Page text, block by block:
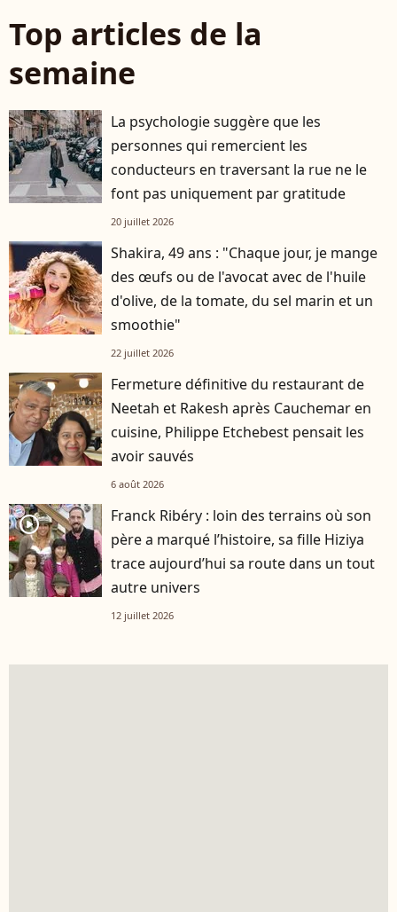
Top articles de la
semaine
La psychologie suggère que les
personnes qui remercient les
conducteurs en traversant la rue ne le
font pas uniquement par gratitude
20 juillet 2026
Shakira, 49 ans : "Chaque jour, je mange
des œufs ou de l'avocat avec de l'huile
d'olive, de la tomate, du sel marin et un
smoothie"
22 juillet 2026
Fermeture définitive du restaurant de
Neetah et Rakesh après Cauchemar en
cuisine, Philippe Etchebest pensait les
avoir sauvés
6 août 2026
player2
Franck Ribéry : loin des terrains où son
père a marqué l’histoire, sa fille Hiziya
trace aujourd’hui sa route dans un tout
autre univers
12 juillet 2026